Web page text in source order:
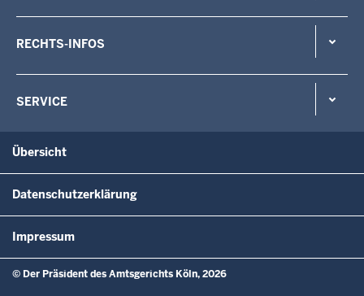
RECHTS-INFOS
SERVICE
Übersicht
Datenschutzerklärung
Impressum
© Der Präsident des Amtsgerichts Köln, 2026